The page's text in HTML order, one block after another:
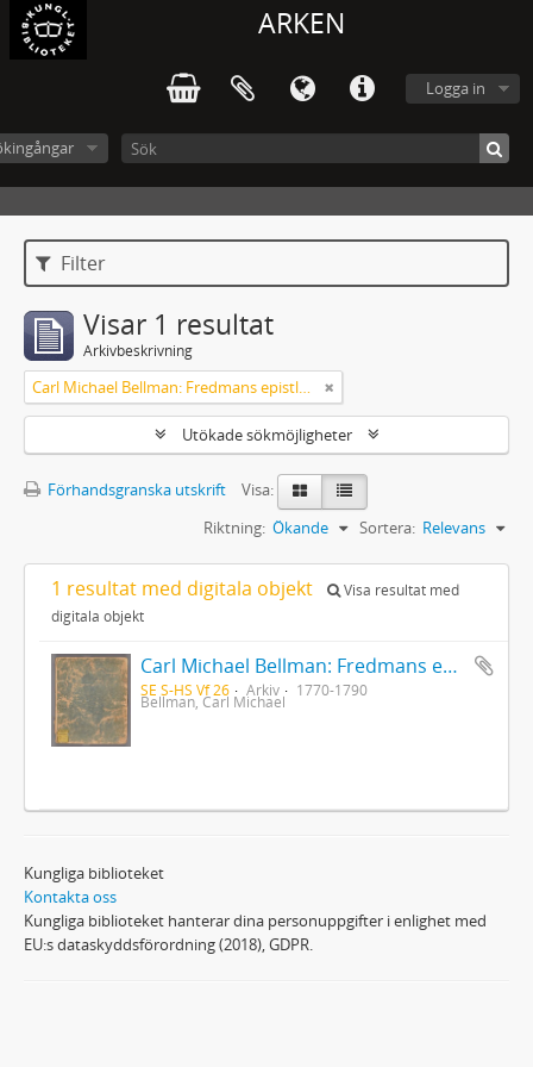
ARKEN
Logga in
Filter
Visar 1 resultat
Arkivbeskrivning
Carl Michael Bellman: Fredmans epistlar [Nechers ex.]. Ep. 1-50
Utökade sökmöjligheter
Förhandsgranska utskrift
Visa:
Sortera: Relevans
Riktning: Ökande
1 resultat med digitala objekt
Visa resultat med
digitala objekt
Carl Michael Bellman: Fredmans epistlar [Nechers ex.]. Ep. 1-50
SE S-HS Vf 26 Arkiv 1770-1790
Bellman, Carl Michael
Kungliga biblioteket
Kontakta oss
Kungliga biblioteket hanterar dina personuppgifter i enlighet med
EU:s dataskyddsförordning (2018), GDPR.